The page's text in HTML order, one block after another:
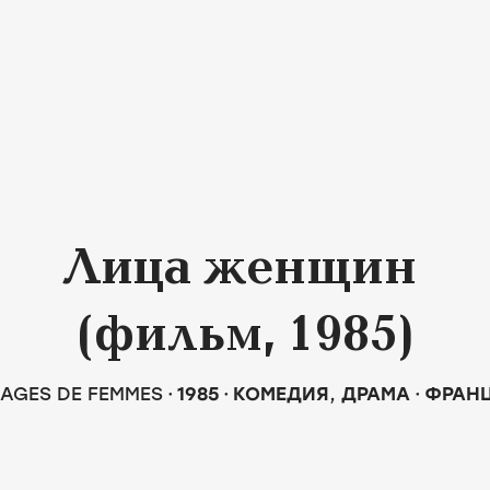
Лица женщин
(фильм, 1985)
DE FEMMES 1985 КОМЕДИЯ, ДРАМА